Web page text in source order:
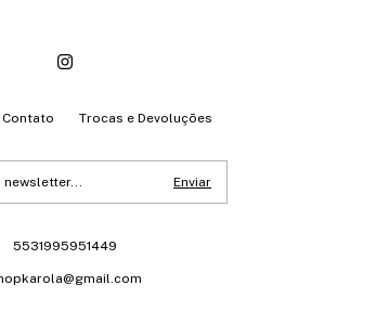
Contato Trocas e Devoluções
5531995951449